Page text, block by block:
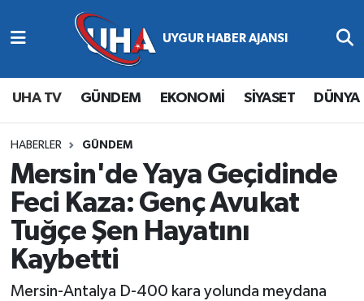
UHA TV GÜNDEM EKONOMİ SİYASET DÜNYA
HABERLER GÜNDEM
Mersin'de Yaya Geçidinde
Feci Kaza: Genç Avukat
Tuğçe Şen Hayatını
Kaybetti
Mersin-Antalya D-400 kara yolunda meydana
Abone Ol
Gündem
Ekonomi
Magazin
Siyaset
Spor
Nöbetçi Eczaneler
Hava Durumu
Namaz Vakitleri
Trafik Durumu
Süper Lig Puan Durumu ve Fikstür
Tüm Manşetler